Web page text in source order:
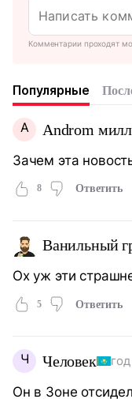
Комментарии проходят
Популярные
A Androm
Зачем эта
8 Ответить
Ванильный
Ох уж эти
5 Ответить
Ч Человек
Он в Зоне